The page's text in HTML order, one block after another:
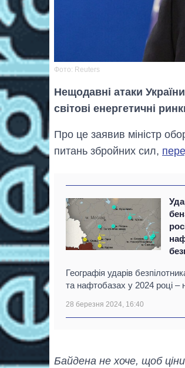
Фото: Reuters
Нещодавні атаки
світові енергетичні
Про це заявив міністр
питань збройних сил,
Географія ударів
та нафтобазах у 2024 році –
28 березня 2024, 16:40
Байдена не хоче, щоб ціни